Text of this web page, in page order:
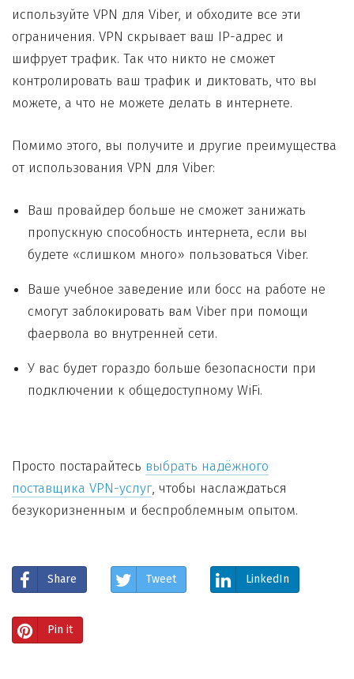
используйте VPN для Viber, и обходите все эти
ограничения. VPN скрывает ваш IP-адрес и
шифрует трафик. Так что никто не сможет
контролировать ваш трафик и диктовать, что вы
можете, а что не можете делать в интернете.
Помимо этого, вы получите и другие преимущества
от использования VPN для Viber:
Ваш провайдер больше не сможет занижать
пропускную способность интернета, если вы
будете «слишком много» пользоваться Viber.
Ваше учебное заведение или босс на работе не
смогут заблокировать вам Viber при помощи
фаервола во внутренней сети.
У вас будет гораздо больше безопасности при
подключении к общедоступному WiFi.
Просто постарайтесь выбрать надёжного
поставщика VPN-услуг, чтобы наслаждаться
безукоризненным и беспроблемным опытом.
Share Tweet LinkedIn
Pin it